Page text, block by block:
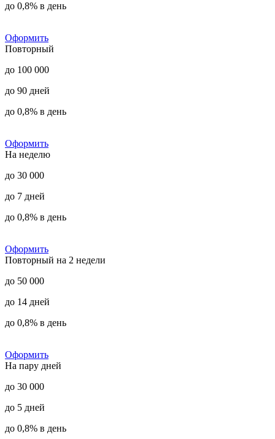
до 0,8% в день
Оформить
Повторный
до 100 000
до 90 дней
до 0,8% в день
Оформить
На неделю
до 30 000
до 7 дней
до 0,8% в день
Оформить
Повторный на 2 недели
до 50 000
до 14 дней
до 0,8% в день
Оформить
На пару дней
до 30 000
до 5 дней
до 0,8% в день